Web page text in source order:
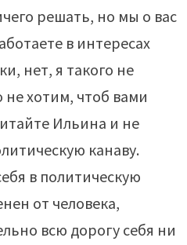
решать, но мы о вас
в интересах
нет, я такого не
хотим, чтоб вами
Ильина и не
канаву.
в политическую
от человека,
всю дорогу себя ни